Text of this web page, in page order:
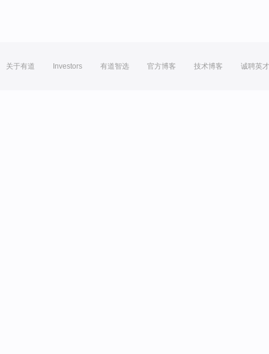
关于有道 Investors 有道智选 官方博客 技术博客 诚聘英才